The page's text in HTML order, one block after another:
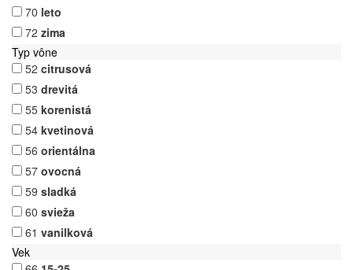
70 leto
72 zima
Typ vône
52 citrusová
53 drevitá
55 korenistá
54 kvetinová
56 orientálna
57 ovocná
59 sladká
60 svieža
61 vanilková
Vek